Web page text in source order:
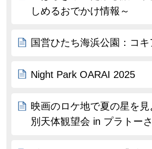
しめるおでかけ情報～
国営ひたち海浜公園：コキ
Night Park OARAI 2025
映画のロケ地で夏の星を
別天体観望会 in プラトー